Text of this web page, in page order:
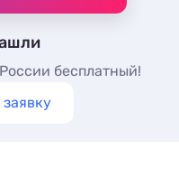
бесплатный!